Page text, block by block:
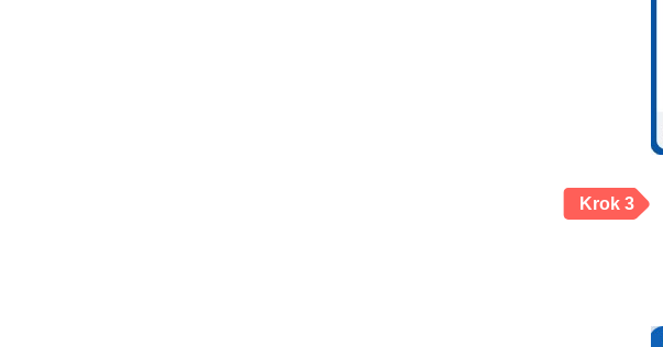
Krok 3